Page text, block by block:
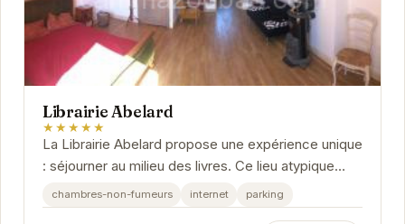
Librairie Abelard
★★★★★
La Librairie Abelard propose une expérience unique
: séjourner au milieu des livres. Ce lieu atypique
offre un cadre chaleureux et convivial,...
chambres-non-fumeurs internet parking